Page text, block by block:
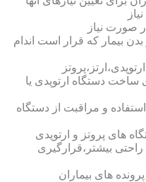
صورت نیاز
بدن بیمار که قرار است اندام
ساخت دستگاه ارتوپدی یا
و مراقبت از دستگاه
های پروتز و ارتوپدی
راحتی بیشتر،قرارگیری
های بیماران